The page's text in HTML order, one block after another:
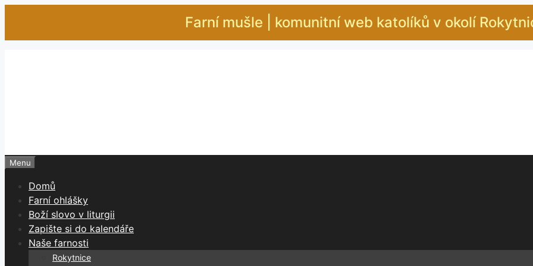
obsah
Farní mušle | komunitní web katolíků v okolí
Menu
Domů
Farní ohlášky
Boží slovo v liturgii
Zapište si do kalendáře
Naše farnosti
Rokytnice